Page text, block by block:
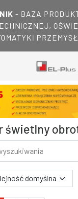
- BAZA
świetlny